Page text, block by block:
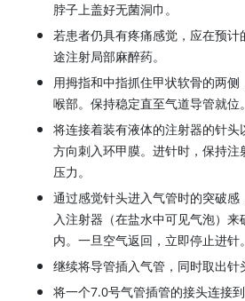
脖子上盖好无菌洞巾。
若患者仍具有疼痛感觉，应在预计
途注射局部麻醉药。
用拇指和中指抓住甲状软骨的两侧
喉部。保持稳定直至气道导管就位。
将连接着装有液体的注射器的针头
方向刺入环甲膜。进针时，保持注
压力。
通过感觉针头进入气管时的突破感
入注射器（在盐水中可见气泡）来
内。一旦空气返回，立即停止进针。
继续将导管插入气管，同时取出针
将一个7.0号气管插管的接头连接